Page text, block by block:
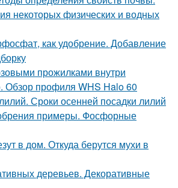
некоторых физических и водных
как удобрение. Добавление
прожилками внутри
Обзор профиля WHS Halo 60
Сроки осенней посадки лилий
примеры. Фосфорные
в дом. Откуда берутся мухи в
деревьев. Декоративные